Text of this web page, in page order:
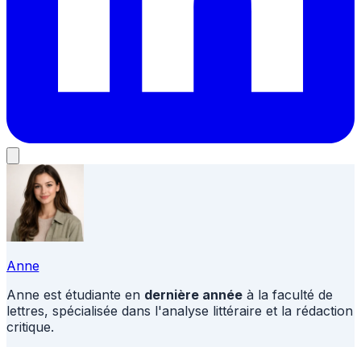
Anne
Anne est étudiante en dernière année à la faculté de
lettres, spécialisée dans l'analyse littéraire et la rédaction
critique.